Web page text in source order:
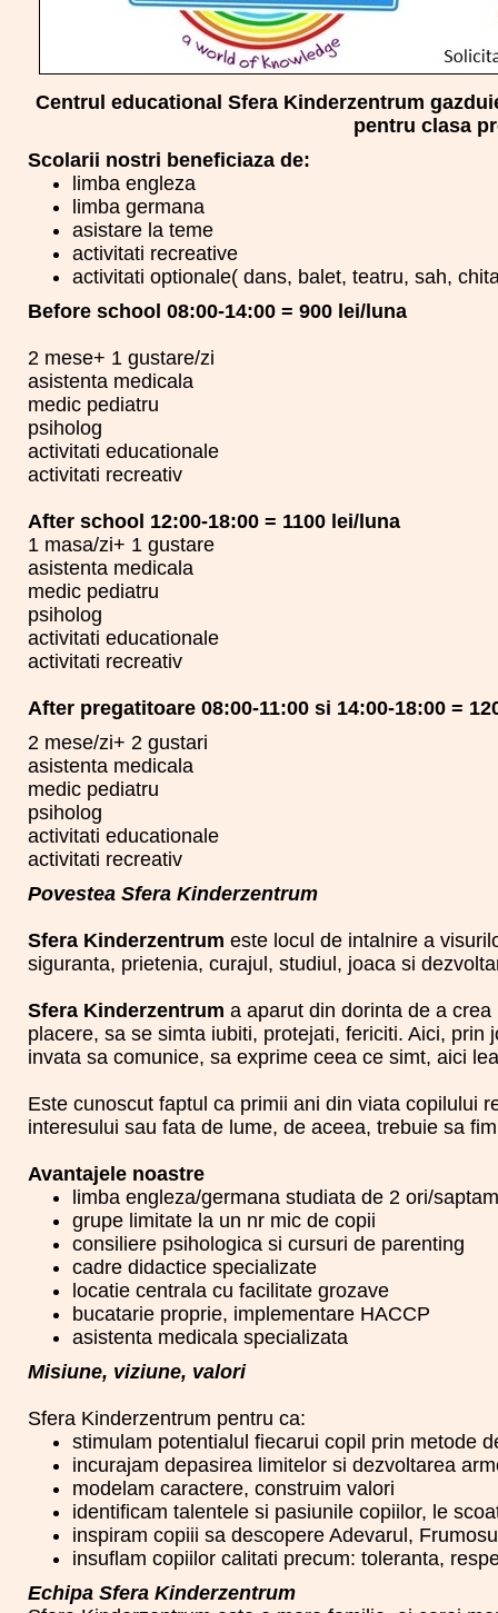
Centrul educational Sfera Kinderzentrum
pentru clasa
Scolarii nostri beneficiaza de:
limba engleza
limba germana
asistare la teme
activitati recreative
activitati optionale( dans, balet, teatru, sah,
Before school 08:00-14:00 = 900 lei/luna
2 mese+ 1 gustare/zi
asistenta medicala
medic pediatru
psiholog
activitati educationale
activitati recreativ
After school 12:00-18:00 = 1100 lei/luna
1 masa/zi+ 1 gustare
asistenta medicala
medic pediatru
psiholog
activitati educationale
activitati recreativ
After pregatitoare 08:00-11:00 si 14:00-18:00 =
2 mese/zi+ 2 gustari
asistenta medicala
medic pediatru
psiholog
activitati educationale
activitati recreativ
Povestea Sfera Kinderzentrum
Sfera Kinderzentrum este locul de intalnire a
siguranta, prietenia, curajul, studiul, joaca si
Sfera Kinderzentrum a aparut din dorinta de a
placere, sa se simta iubiti, protejati, fericiti. Aici,
invata sa comunice, sa exprime ceea ce simt, aici
Este cunoscut faptul ca primii ani din viata copilului
interesului sau fata de lume, de aceea, trebuie sa
Avantajele noastre
limba engleza/germana studiata de 2 ori/
grupe limitate la un nr mic de copii
consiliere psihologica si cursuri de parenting
cadre didactice specializate
locatie centrala cu facilitate grozave
bucatarie proprie, implementare HACCP
asistenta medicala specializata
Misiune, viziune, valori
Sfera Kinderzentrum pentru ca:
stimulam potentialul fiecarui copil prin metode
incurajam depasirea limitelor si dezvoltarea
modelam caractere, construim valori
identificam talentele si pasiunile copiilor, le
inspiram copiii sa descopere Adevarul,
insuflam copiilor calitati precum: toleranta,
Echipa Sfera Kinderzentrum